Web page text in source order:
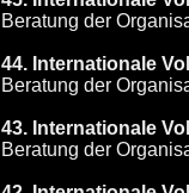
Beratung der
44. Internationale
Beratung der
43. Internationale
Beratung der